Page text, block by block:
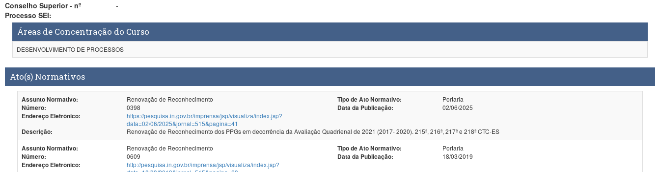
Conselho Superior - nº
Processo SEI:
-
Áreas de Concentração do Curso
DESENVOLVIMENTO DE PROCESSOS
Ato(s) Normativos
Assunto Normativo: Renovação de Reconhecimento Tipo de Ato Normativo:
Portaria
Número:
0398 Data da Publicação:
02/06/2025
Endereço Eletrônico:
https://pesquisa.in.gov.br/imprensa/jsp/visualiza/index.jsp?
data=02/06/2025&jornal=515&pagina=41
Descrição:
Renovação de Reconhecimento dos PPGs em decorrência da Avaliação Quadrienal de 2021 (2017- 2020). 215ª, 216ª, 217ª e 218ª CTC-ES
Assunto Normativo: Renovação de Reconhecimento Tipo de Ato Normativo:
Portaria
Número:
0609 Data da Publicação:
18/03/2019
Endereço Eletrônico:
http://pesquisa.in.gov.br/imprensa/jsp/visualiza/index.jsp?